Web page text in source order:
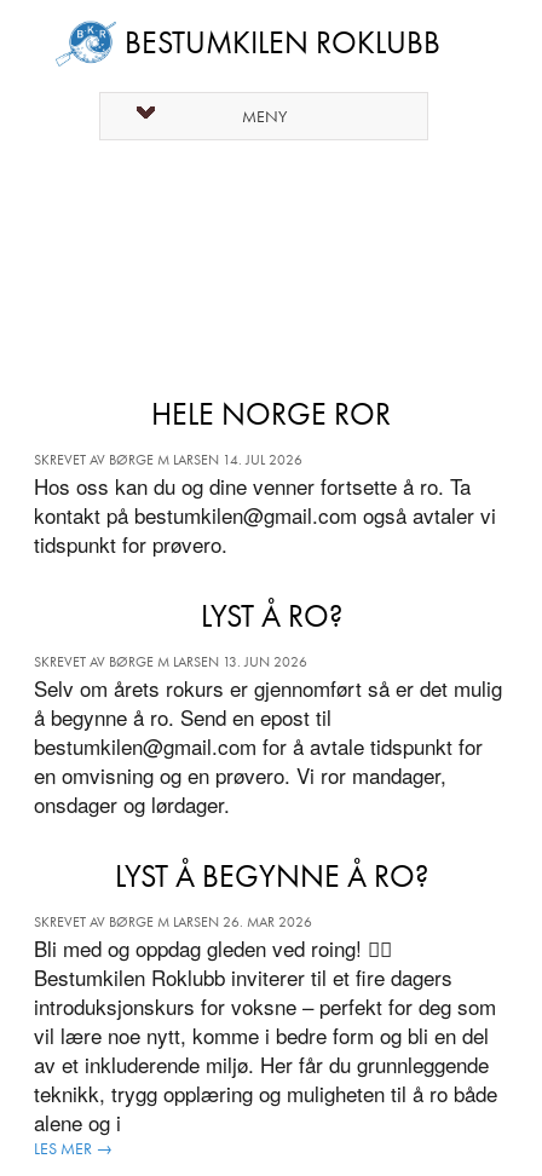
BESTUMKILEN ROKLUBB
MENY
HELE NORGE ROR
SKREVET AV BØRGE M LARSEN 14. JUL 2026
Hos oss kan du og dine venner fortsette å ro. Ta
kontakt på bestumkilen@gmail.com også avtaler vi
tidspunkt for prøvero.
LYST Å RO?
SKREVET AV BØRGE M LARSEN 13. JUN 2026
Selv om årets rokurs er gjennomført så er det mulig
å begynne å ro. Send en epost til
bestumkilen@gmail.com for å avtale tidspunkt for
en omvisning og en prøvero. Vi ror mandager,
onsdager og lørdager.
LYST Å BEGYNNE Å RO?
SKREVET AV BØRGE M LARSEN 26. MAR 2026
Bli med og oppdag gleden ved roing! 🚣‍♂️
Bestumkilen Roklubb inviterer til et fire dagers
introduksjonskurs for voksne – perfekt for deg som
vil lære noe nytt, komme i bedre form og bli en del
av et inkluderende miljø. Her får du grunnleggende
teknikk, trygg opplæring og muligheten til å ro både
alene og i
LES MER →